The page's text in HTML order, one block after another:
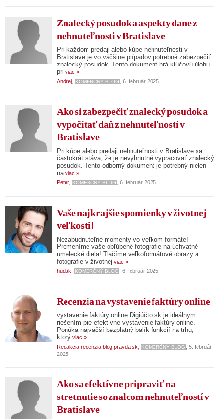
Znalecký posudok a aspekty dane z
nehnuteľnosti v Bratislave
Pri každom predaji alebo kúpe nehnuteľnosti v
Bratislave je vo väčšine prípadov potrebné zabezpečiť
znalecký posudok. Tento dokument hrá kľúčovú úlohu
pri viac »
Andrej
KOMERČNÝ BLOG , 6. február 2025
Ako si zabezpečiť znalecký posudok a
vypočítať daň z nehnuteľností v
Bratislave
Pri kúpe alebo predaji nehnuteľnosti v Bratislave sa
častokrát stáva, že je nevyhnutné vypracovať znalecký
posudok. Tento odborný dokument je potrebný nielen
na viac »
Peter, KOMERČNÝ BLOG , 6. február 2025
Vaše najkrajšie spomienky v životnej
veľkosti!
Nezabudnuteľné momenty vo veľkom formáte!
Premeníme vaše obľúbené fotografie na úchvatné
umelecké diela! Tlačíme veľkoformátové obrazy a
fotografie v životnej viac »
hudak
KOMERČNÝ BLOG , 6. február 2025
Recenzia na vystavenie faktúry online
vystavenie faktúry online Digiúčto.sk je ideálnym
riešením pre efektívne vystavenie faktúry online.
Ponúka najväčší bezplatný balík funkcií na trhu,
ktorý viac »
Redakcia recenzia.blog.pravda.sk
KOMERČNÝ BLOG
, 5. február
2025
Ako sa efektívne pripraviť na
stretnutie so znalcom nehnuteľností v
Bratislave